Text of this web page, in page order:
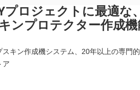
プロジェクトに最適な
ンプロテクター作成機
キン作成機システム、20年以上の専門的
ア